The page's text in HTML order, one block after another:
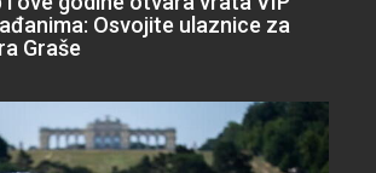
Osvojite ulaznice za
Graše